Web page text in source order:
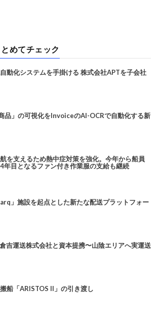
とめてチェック
動化システムを手掛ける 株式会社APTを子会社
品」の可視化をInvoiceのAI-OCRで自動化する新
を支えるため熱中症対策を強化。今年から船員
年目となるファン付き作業服の支給も継続
」施設を起点とした新たな配送プラットフォー
吉運送株式会社と資本提携〜山陰エリアへ実運送
船「ARISTOS II」の引き渡し